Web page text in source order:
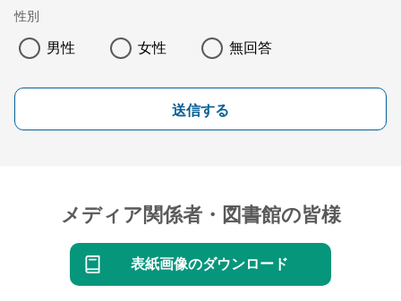
性別
男性 女性 無回答
送信する
メディア関係者・図書館の皆様
表紙画像のダウンロード